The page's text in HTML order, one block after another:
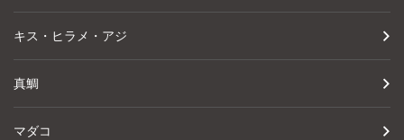
キス・ヒラメ・アジ
真鯛
マダコ